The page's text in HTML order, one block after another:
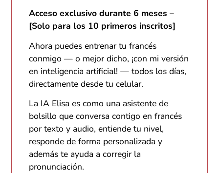
Acceso exclusivo durante 6 meses –
[Solo para los 10 primeros inscritos]
Ahora puedes entrenar tu francés
conmigo — o mejor dicho, ¡con mi versión
en inteligencia artificial! — todos los días,
directamente desde tu celular.
La IA Elisa es como una asistente de
bolsillo que conversa contigo en francés
por texto y audio, entiende tu nivel,
responde de forma personalizada y
además te ayuda a corregir la
pronunciación.